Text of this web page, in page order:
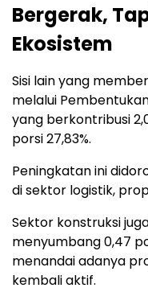
Bergerak,
Ekosistem
Sisi lain yang
melalui
yang berkontribusi
porsi 27,83%.
Peningkatan ini
di sektor logistik,
Sektor konstruksi
menyumbang 0,47
menandai adanya
kembali aktif.